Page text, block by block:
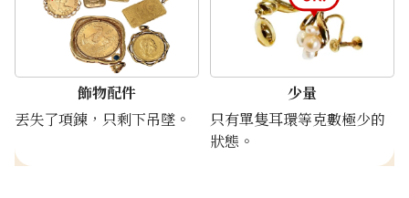
飾物配件
丟失了項鍊，只剩下吊墜。
少量
只有單隻耳環等克數極少的
狀態。